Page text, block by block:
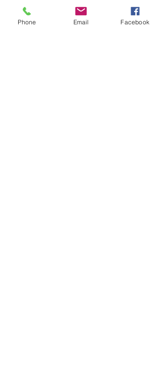
facoltativa. Qualora si decidesse di
smaltirli, è possibile conferirli
presso l'isola ecologica durante gli
Phone Email Facebook